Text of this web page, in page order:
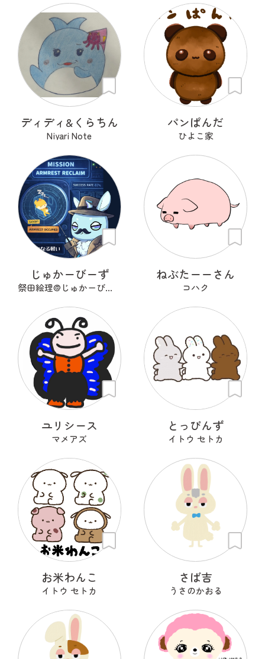
ディディ&くらちん
Niyari Note
パンぱんだ
ひよこ家
じゅかーびーず
祭田絵理@じゅかーびーず
ねぶたーーさん
コハク
ユリシース
マメアズ
とっぴんず
イトウ セトカ
お米わんこ
イトウ セトカ
さば吉
うさのかおる